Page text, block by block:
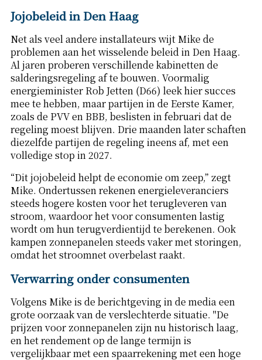
Jojobeleid in Den Haag
Net als veel andere installateurs wijt Mike de
problemen aan het wisselende beleid in Den Haag.
Al jaren proberen verschillende kabinetten de
salderingsregeling af te bouwen. Voormalig
energieminister Rob Jetten (D66) leek hier succes
mee te hebben, maar partijen in de Eerste Kamer,
zoals de PVV en BBB, beslisten in februari dat de
regeling moest blijven. Drie maanden later schaften
diezelfde partijen de regeling ineens af, met een
volledige stop in 2027.
“Dit jojobeleid helpt de economie om zeep,” zegt
Mike. Ondertussen rekenen energieleveranciers
steeds hogere kosten voor het terugleveren van
stroom, waardoor het voor consumenten lastig
wordt om hun terugverdientijd te berekenen. Ook
kampen zonnepanelen steeds vaker met storingen,
omdat het stroomnet overbelast raakt.
Verwarring onder consumenten
Volgens Mike is de berichtgeving in de media een
grote oorzaak van de verslechterde situatie. "De
prijzen voor zonnepanelen zijn nu historisch laag,
en het rendement op de lange termijn is
vergelijkbaar met een spaarrekening met een hoge